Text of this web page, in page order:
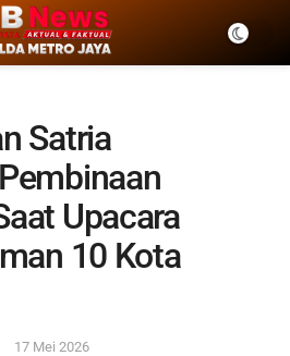
Satria
Upacara
10 Kota
17 Mei 2026